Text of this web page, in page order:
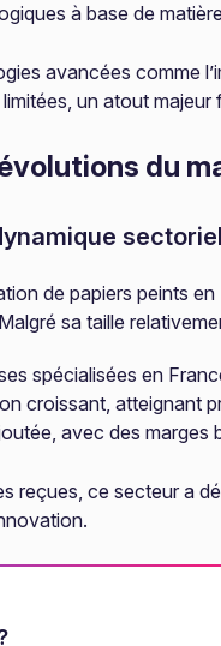
à base de
avancées comme
un atout
du
de papiers peints
sa taille
spécialisées en
croissant, atteignant
avec des marges
reçues, ce secteur a